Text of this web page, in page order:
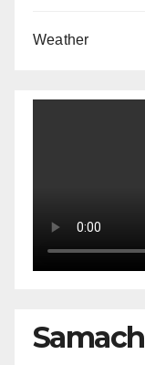
Weather